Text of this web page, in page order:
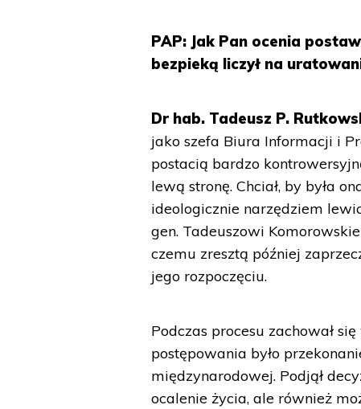
PAP: Jak Pan ocenia
bezpieką liczył na
Dr hab. Tadeusz P.
jako szefa Biura Informacji i
postacią bardzo
lewą stronę. Chciał, by była
ideologicznie narzędziem
gen. Tadeuszowi
czemu zresztą później
jego rozpoczęciu.
Podczas procesu zachował
postępowania było
międzynarodowej. Podjął
ocalenie życia, ale również